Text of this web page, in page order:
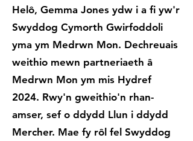
Helô, Gemma Jones ydw i a fi yw'r
Swyddog Cymorth Gwirfoddoli
yma ym Medrwn Mon. Dechreuais
weithio mewn partneriaeth â
Medrwn Mon ym mis Hydref
2024. Rwy'n gweithio'n rhan-
amser, sef o ddydd Llun i ddydd
Mercher. Mae fy rôl fel Swyddog